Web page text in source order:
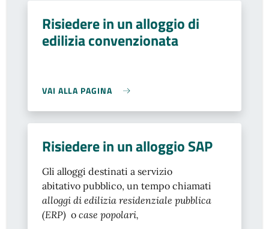
Risiedere in un alloggio di
edilizia convenzionata
VAI ALLA PAGINA
Risiedere in un alloggio SAP
Gli alloggi destinati a servizio
abitativo pubblico, un tempo chiamati
alloggi di edilizia residenziale pubblica
(ERP) o case popolari,